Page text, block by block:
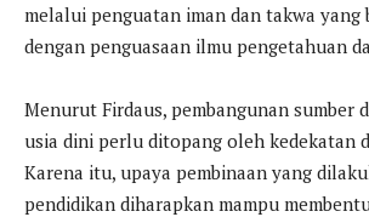
melalui penguatan iman dan takwa yang
dengan penguasaan ilmu pengetahuan
Menurut Firdaus, pembangunan sumber
usia dini perlu ditopang oleh kedekatan
Karena itu, upaya pembinaan yang
pendidikan diharapkan mampu